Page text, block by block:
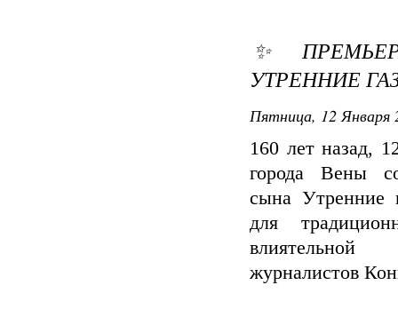
✨
УТРЕННИЕ
Пятница, 12 Января
160 лет назад,
города Вены
сына Утренние
для
журналистов